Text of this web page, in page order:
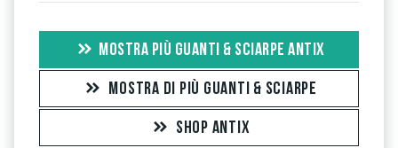
MOSTRA PIÙ GUANTI & SCIARPE ANTIX
MOSTRA DI PIÙ GUANTI & SCIARPE
SHOP ANTIX